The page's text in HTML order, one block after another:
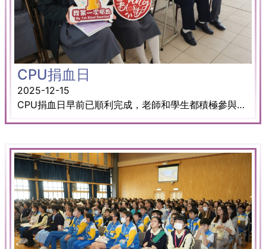
CPU捐血日
2025-12-15
CPU捐血日早前已順利完成，老師和學生都積極參與在其中。此次活動強調社區參與和捐血的重要性，同時也讓參與之師生留下難忘的經歷和回憶。